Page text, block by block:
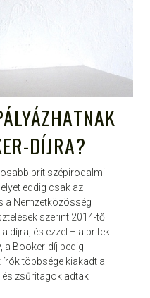
DÍJRA?
brit szépirodalmi
eddig csak az
a Nemzetközösség
szerint 2014-től
díjra, és ezzel – a britek
a Booker-díj pedig
írók többsége kiakadt a
zsűritagok adtak